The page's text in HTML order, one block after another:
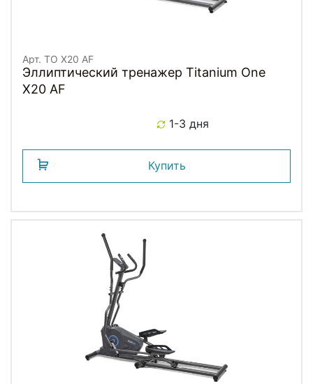
Арт. TO X20 AF
Эллиптический тренажер Titanium One
X20 AF
1-3 дня
Купить